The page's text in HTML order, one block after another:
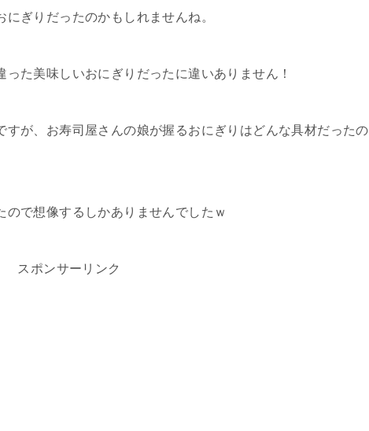
ぎりだったのかもしれませんね。
た美味しいおにぎりだったに違いありません！
が、お寿司屋さんの娘が握るおにぎりはどんな具材だったの
で想像するしかありませんでしたｗ
スポンサーリンク